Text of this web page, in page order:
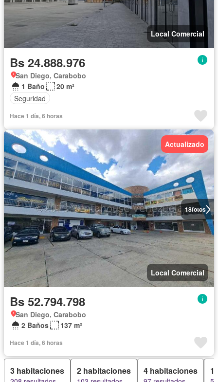
Local Comercial
Bs 24.888.976
San Diego, Carabobo
1 Baño
20 m²
Seguridad
Hace 1 día, 6 horas
18fotos
Actualizado
Local Comercial
Bs 52.794.798
San Diego, Carabobo
2 Baños
137 m²
Hace 1 día, 6 horas
3 habitaciones 2 habitaciones 4 habitaciones 1